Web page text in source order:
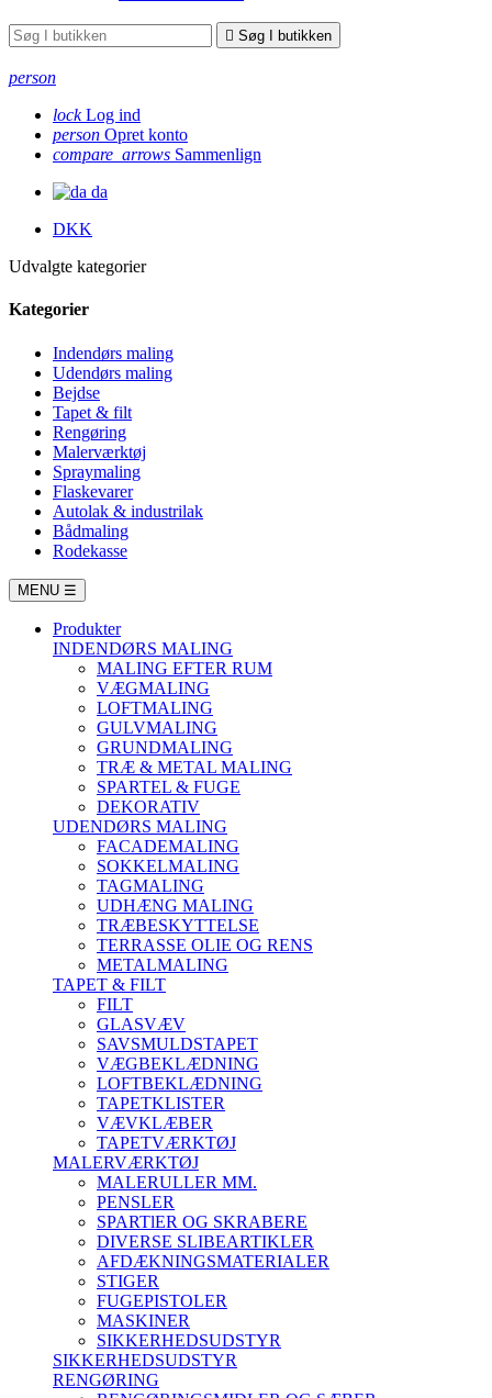
 Søg I butikken
person
lock Log ind
person Opret konto
compare_arrows Sammenlign
da
DKK
Udvalgte kategorier
Kategorier
Indendørs maling
Udendørs maling
Bejdse
Tapet & filt
Rengøring
Malerværktøj
Spraymaling
Flaskevarer
Autolak & industrilak
Bådmaling
Rodekasse
MENU ☰
Produkter
INDENDØRS MALING
MALING EFTER RUM
VÆGMALING
LOFTMALING
GULVMALING
GRUNDMALING
TRÆ & METAL MALING
SPARTEL & FUGE
DEKORATIV
UDENDØRS MALING
FACADEMALING
SOKKELMALING
TAGMALING
UDHÆNG MALING
TRÆBESKYTTELSE
TERRASSE OLIE OG RENS
METALMALING
TAPET & FILT
FILT
GLASVÆV
SAVSMULDSTAPET
VÆGBEKLÆDNING
LOFTBEKLÆDNING
TAPETKLISTER
VÆVKLÆBER
TAPETVÆRKTØJ
MALERVÆRKTØJ
MALERULLER MM.
PENSLER
SPARTlER OG SKRABERE
DIVERSE SLIBEARTIKLER
AFDÆKNINGSMATERIALER
STIGER
FUGEPISTOLER
MASKINER
SIKKERHEDSUDSTYR
SIKKERHEDSUDSTYR
RENGØRING